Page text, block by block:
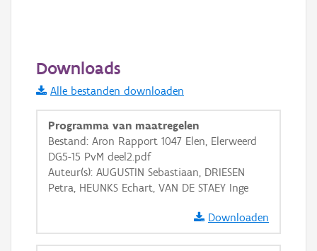
Informatie Vlaanderen
i
+ −
Downloads
Alle bestanden downloaden
Programma van maatregelen
Bestand: Aron Rapport 1047 Elen, Elerweerd
DG5-15 PvM deel2.pdf
Auteur(s): AUGUSTIN Sebastiaan, DRIESEN
Petra, HEUNKS Echart, VAN DE STAEY Inge
Downloaden